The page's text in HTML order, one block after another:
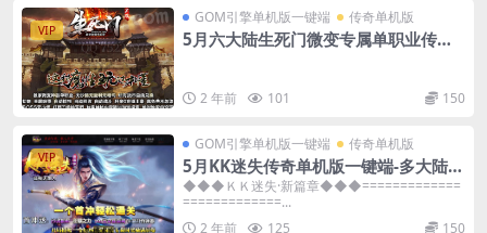
VIP
GOM引擎单机版一键端 传奇单机版
5月六大陆生死门微变专属单职业传奇
2 年前 101 150
VIP
GOM引擎单机版一键端 传奇单机版
5月KK迷失传奇单机版一键端-多大陆-
附带GM后台-背包神器
◆◆◆ＫＫ迷失·新篇章◆◆◆=============
=============...
2 年前
125 150